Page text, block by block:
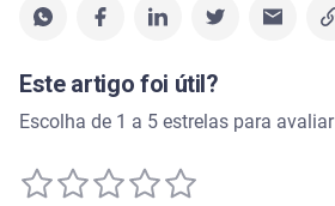
Este artigo foi útil?
Escolha de 1 a 5 estrelas para avaliar